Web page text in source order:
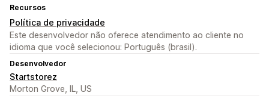
Recursos
Política de privacidade
Este desenvolvedor não oferece atendimento ao cliente no
idioma que você selecionou: Português (brasil).
Desenvolvedor
Startstorez
Morton Grove, IL, US